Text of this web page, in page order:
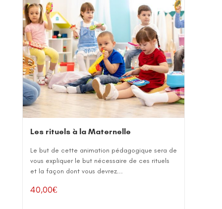
Les rituels à la Maternelle
Le but de cette animation pédagogique sera de
vous expliquer le but nécessaire de ces rituels
et la façon dont vous devrez...
40,00€